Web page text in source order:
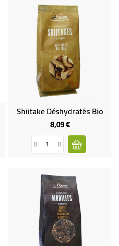
Shiitake Déshydratés Bio
8,09 €Prix